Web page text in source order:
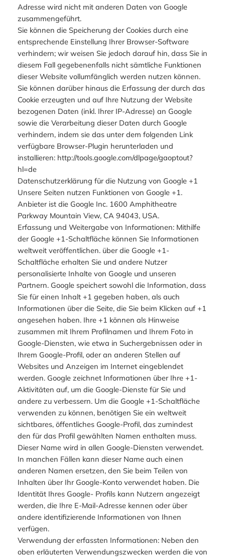
Adresse wird nicht mit anderen Daten von Google
zusammengeführt.
Sie können die Speicherung der Cookies durch eine
entsprechende Einstellung Ihrer Browser-Software
verhindern; wir weisen Sie jedoch darauf hin, dass Sie in
diesem Fall gegebenenfalls nicht sämtliche Funktionen
dieser Website vollumfänglich werden nutzen können.
Sie können darüber hinaus die Erfassung der durch das
Cookie erzeugten und auf Ihre Nutzung der Website
bezogenen Daten (inkl. Ihrer IP-Adresse) an Google
sowie die Verarbeitung dieser Daten durch Google
verhindern, indem sie das unter dem folgenden Link
verfügbare Browser-Plugin herunterladen und
installieren: http://tools.google.com/dlpage/gaoptout?
hl=de
Datenschutzerklärung für die Nutzung von Google +1
Unsere Seiten nutzen Funktionen von Google +1.
Anbieter ist die Google Inc. 1600 Amphitheatre
Parkway Mountain View, CA 94043, USA.
Erfassung und Weitergabe von Informationen: Mithilfe
der Google +1-Schaltfläche können Sie Informationen
weltweit veröffentlichen. über die Google +1-
Schaltfläche erhalten Sie und andere Nutzer
personalisierte Inhalte von Google und unseren
Partnern. Google speichert sowohl die Information, dass
Sie für einen Inhalt +1 gegeben haben, als auch
Informationen über die Seite, die Sie beim Klicken auf +1
angesehen haben. Ihre +1 können als Hinweise
zusammen mit Ihrem Profilnamen und Ihrem Foto in
Google-Diensten, wie etwa in Suchergebnissen oder in
Ihrem Google-Profil, oder an anderen Stellen auf
Websites und Anzeigen im Internet eingeblendet
werden. Google zeichnet Informationen über Ihre +1-
Aktivitäten auf, um die Google-Dienste für Sie und
andere zu verbessern. Um die Google +1-Schaltfläche
verwenden zu können, benötigen Sie ein weltweit
sichtbares, öffentliches Google-Profil, das zumindest
den für das Profil gewählten Namen enthalten muss.
Dieser Name wird in allen Google-Diensten verwendet.
In manchen Fällen kann dieser Name auch einen
anderen Namen ersetzen, den Sie beim Teilen von
Inhalten über Ihr Google-Konto verwendet haben. Die
Identität Ihres Google- Profils kann Nutzern angezeigt
werden, die Ihre E-Mail-Adresse kennen oder über
andere identifizierende Informationen von Ihnen
verfügen.
Verwendung der erfassten Informationen: Neben den
oben erläuterten Verwendungszwecken werden die von